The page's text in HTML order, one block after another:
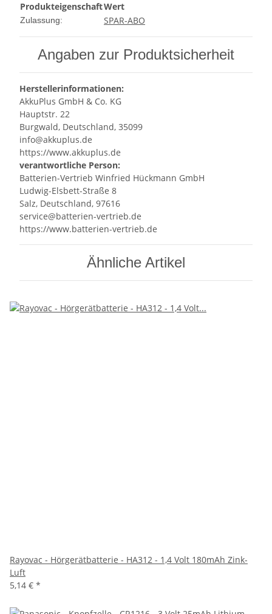
ProdukteigenschaftWert
Zulassung: SPAR-ABO
Angaben zur Produktsicherheit
Herstellerinformationen:
AkkuPlus GmbH & Co. KG
Hauptstr. 22
Burgwald, Deutschland, 35099
info@akkuplus.de
https://www.akkuplus.de
verantwortliche Person:
Batterien-Vertrieb Winfried Hückmann GmbH
Ludwig-Elsbett-Straße 8
Salz, Deutschland, 97616
service@batterien-vertrieb.de
https://www.batterien-vertrieb.de
Ähnliche Artikel
Rayovac - Hörgerätbatterie - HA312 - 1,4 Volt 180mAh Zink-
Luft
5,14 € *